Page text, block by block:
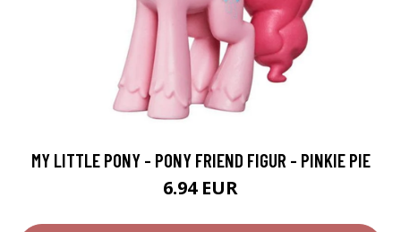
MY LITTLE PONY - PONY FRIEND FIGUR - PINKIE PIE
6.94 EUR